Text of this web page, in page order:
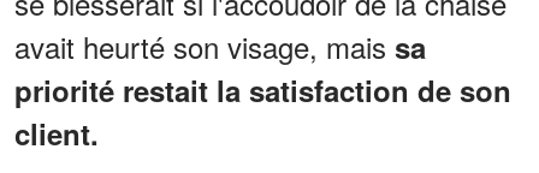
avait heurté son visage, mais sa
priorité restait la satisfaction de son
client.